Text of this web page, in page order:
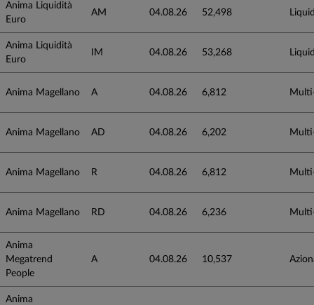
Anima Liquidità
Euro
AM 04.08.26 52,498
Anima Liquidità
Euro
IM 04.08.26 53,268
Anima Magellano A 04.08.26 6,812
Anima Magellano AD 04.08.26 6,202
Anima Magellano R 04.08.26 6,812
Anima Magellano RD 04.08.26 6,236
Anima
Megatrend
People
A 04.08.26 10,537
Anima